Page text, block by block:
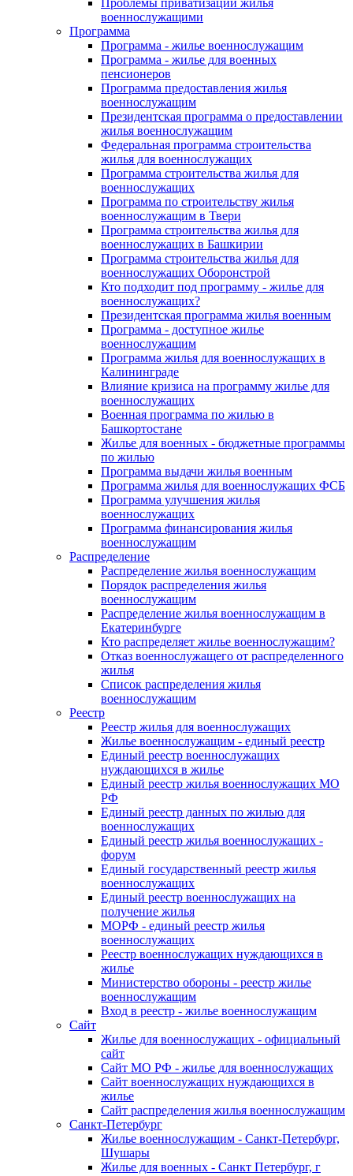
Проблемы приватизации жилья
военнослужащими
Программа
Программа - жилье военнослужащим
Программа - жилье для военных
пенсионеров
Программа предоставления жилья
военнослужащим
Президентская программа о предоставлении
жилья военнослужащим
Федеральная программа строительства
жилья для военнослужащих
Программа строительства жилья для
военнослужащих
Программа по строительству жилья
военнослужащим в Твери
Программа строительства жилья для
военнослужащих в Башкирии
Программа строительства жилья для
военнослужащих Оборонстрой
Кто подходит под программу - жилье для
военнослужащих?
Президентская программа жилья военным
Программа - доступное жилье
военнослужащим
Программа жилья для военнослужащих в
Калининграде
Влияние кризиса на программу жилье для
военнослужащих
Военная программа по жилью в
Башкортостане
Жилье для военных - бюджетные программы
по жилью
Программа выдачи жилья военным
Программа жилья для военнослужащих ФСБ
Программа улучшения жилья
военнослужащих
Программа финансирования жилья
военнослужащим
Распределение
Распределение жилья военнослужащим
Порядок распределения жилья
военнослужащим
Распределение жилья военнослужащим в
Екатеринбурге
Кто распределяет жилье военнослужащим?
Отказ военнослужащего от распределенного
жилья
Список распределения жилья
военнослужащим
Реестр
Реестр жилья для военнослужащих
Жилье военнослужащим - единый реестр
Единый реестр военнослужащих
нуждающихся в жилье
Единый реестр жилья военнослужащих МО
РФ
Единый реестр данных по жилью для
военнослужащих
Единый реестр жилья военнослужащих -
форум
Единый государственный реестр жилья
военнослужащих
Единый реестр военнослужащих на
получение жилья
МОРФ - единый реестр жилья
военнослужащих
Реестр военнослужащих нуждающихся в
жилье
Министерство обороны - реестр жилье
военнослужащим
Вход в реестр - жилье военнослужащим
Сайт
Жилье для военнослужащих - официальный
сайт
Сайт МО РФ - жилье для военнослужащих
Сайт военнослужащих нуждающихся в
жилье
Сайт распределения жилья военнослужащим
Санкт-Петербург
Жилье военнослужащим - Санкт-Петербург,
Шушары
Жилье для военных - Санкт Петербург, г